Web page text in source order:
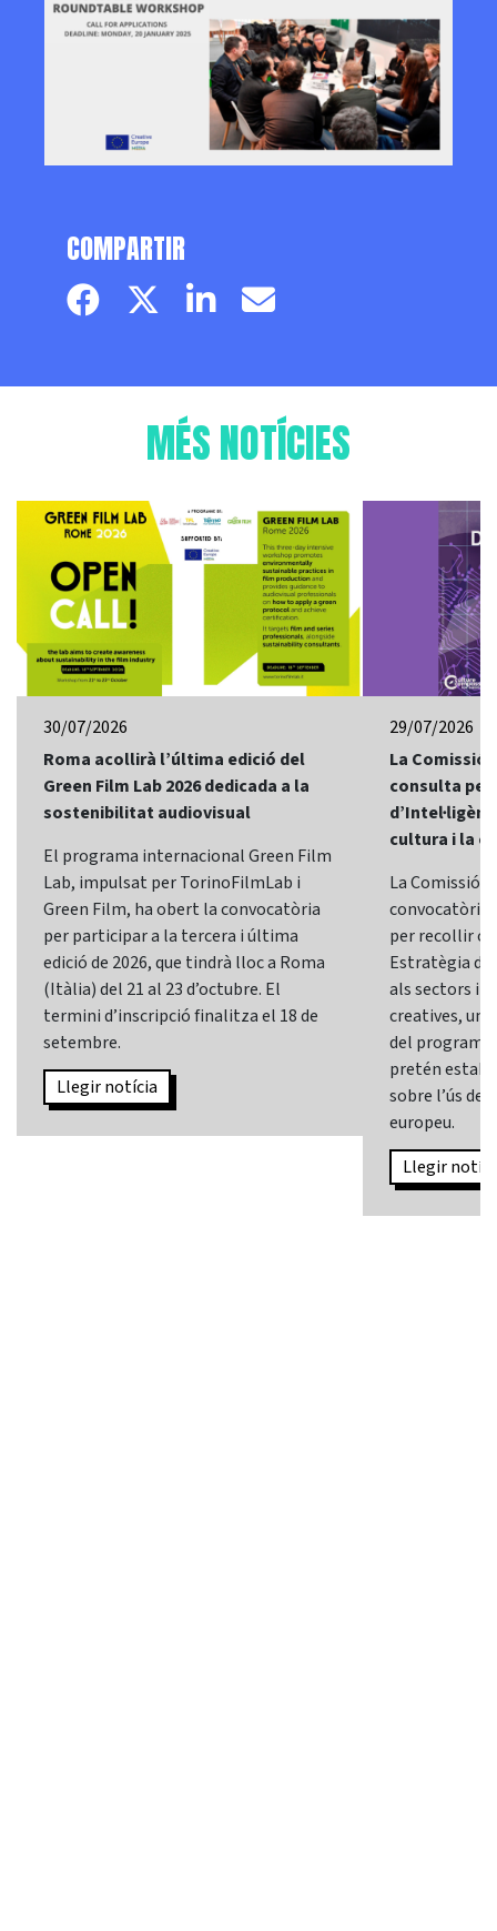
COMPARTIR
Facebook pageTwitter page
LinkedinEmail
MÉS NOTÍCIES
30/07/2026
Roma acollirà l’última edició del
Green Film Lab 2026 dedicada a la
sostenibilitat audiovisual
El programa internacional Green Film
Lab, impulsat per TorinoFilmLab i
Green Film, ha obert la convocatòria
per participar a la tercera i última
edició de 2026, que tindrà lloc a Roma
(Itàlia) del 21 al 23 d’octubre. El
termini d’inscripció finalitza el 18 de
setembre.
Llegir notícia
29/07/2026
La Comissió
consulta
cultura i la
La Comissió
convocatòria
per recollir
Estratègia
als sectors i
creatives,
del programa
pretén
sobre l’ús de
europeu.
Llegir